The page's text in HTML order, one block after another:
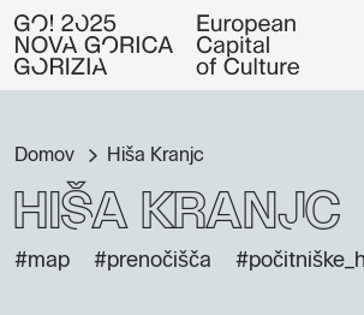
Domov Hiša Kranjc
Hiša Kranjc
#map #prenočišča